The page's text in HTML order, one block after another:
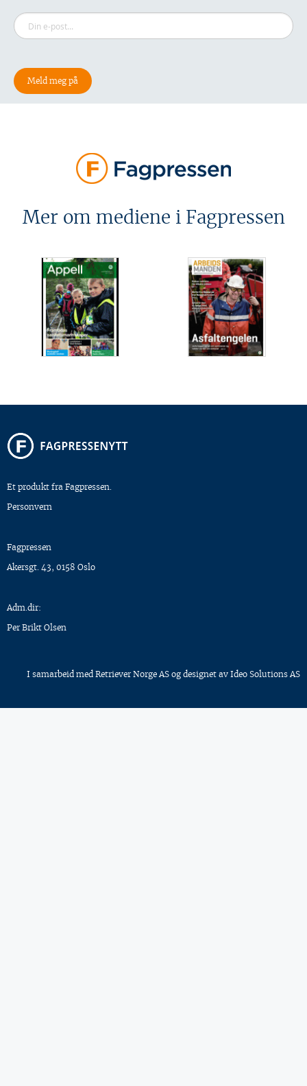
Mer om mediene i Fagpressen
Et produkt fra Fagpressen.
Personvern
Fagpressen
Akersgt. 43, 0158 Oslo
Adm.dir:
Per Brikt Olsen
I samarbeid med Retriever Norge AS og designet av Ideo Solutions AS